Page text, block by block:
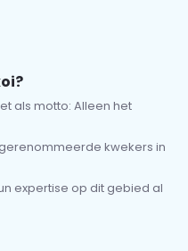
als motto: Alleen het
kwekers in
expertise op dit gebied al